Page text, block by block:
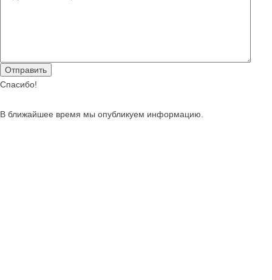
Спасибо!
В ближайшее время мы опубликуем информацию.